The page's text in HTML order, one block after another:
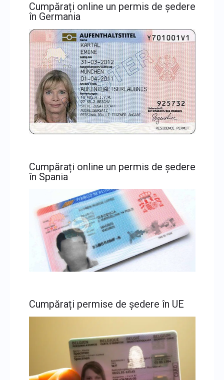
Cumpărați online un permis de ședere
în Germania
Cumpărați online un permis de ședere
în Spania
Cumpărați permise de ședere în UE